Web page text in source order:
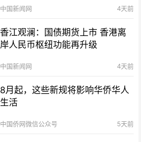
中国新闻网 4天前
香江观澜：国债期货上市 香港离
岸人民币枢纽功能再升级
中国新闻网 4天前
8月起，这些新规将影响华侨华人
生活
中国侨网微信公众号 5天前